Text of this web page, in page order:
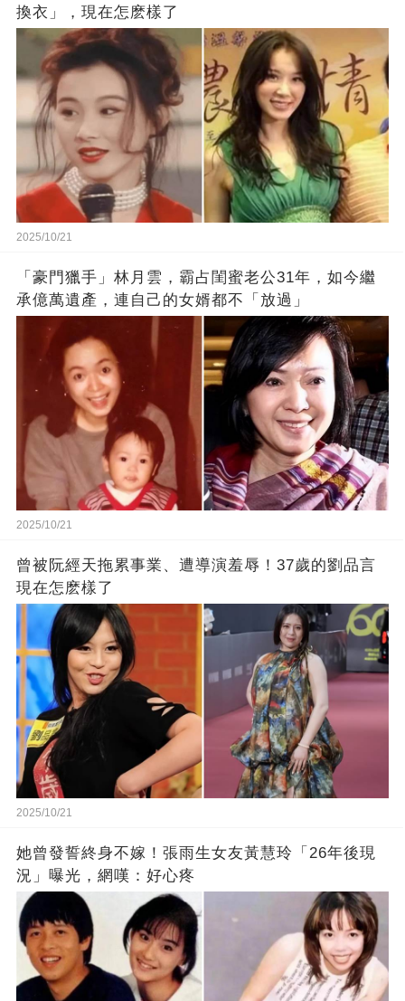
換衣」，現在怎麽樣了
2025/10/21
「豪門獵手」林月雲，霸占閨蜜老公31年，如今繼
承億萬遺產，連自己的女婿都不「放過」
2025/10/21
曾被阮經天拖累事業、遭導演羞辱！37歲的劉品言
現在怎麽樣了
2025/10/21
她曾發誓終身不嫁！張雨生女友黃慧玲「26年後現
況」曝光，網嘆：好心疼